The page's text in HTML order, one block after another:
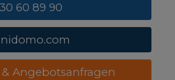
60 89 90
Angebotsanfragen